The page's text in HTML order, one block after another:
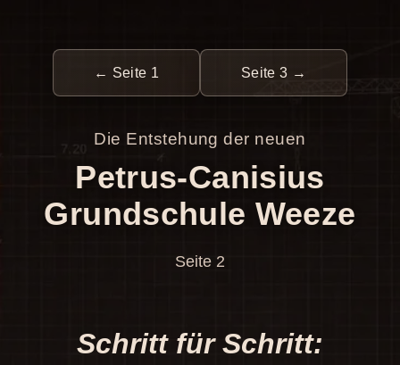
← Seite 1 Seite 3 →
Die Entstehung der neuen
Petrus-Canisius
Grundschule Weeze
Seite 2
Schritt für Schritt: